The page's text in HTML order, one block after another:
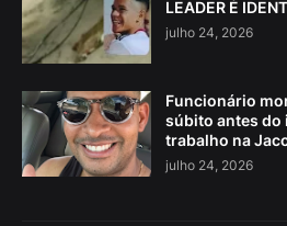
LEADER É
julho 24, 2026
Funcionário
súbito antes do
trabalho na
julho 24, 2026